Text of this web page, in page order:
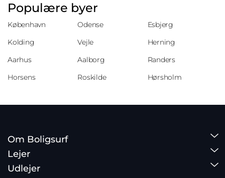
Populære byer
København Odense
Esbjerg
Kolding
Vejle
Herning
Aarhus
Aalborg
Randers
Horsens
Roskilde Hørsholm
Om Boligsurf
Lejer
Udlejer